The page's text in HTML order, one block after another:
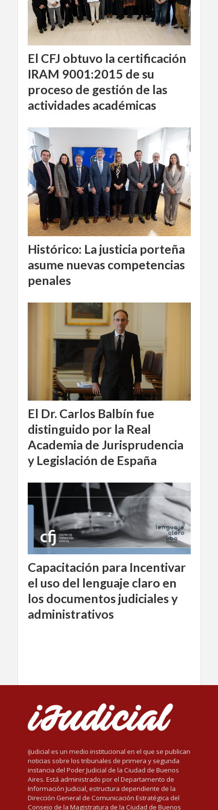
El CFJ obtuvo la certificación
IRAM 9001:2015 de su
proceso de gestión de las
actividades académicas
Histórico: La justicia porteña
asume nuevas competencias
penales
El Dr. Carlos Balbín fue
distinguido por la Real
Academia de Jurisprudencia
y Legislación de España
Capacitación para Incentivar
el uso del lenguaje claro en
los documentos judiciales y
administrativos
iJudicial es un medio institucional en el que se publican
noticias sobre los tribunales de primera y segunda
instancia del Poder Judicial de la Ciudad de Buenos
Aires. Está administrado por el Departamento de
Información Judicial, estructura dependiente de la
Dirección General de Comunicación Estratégica del
Consejo de la Magistratura de la Ciudad de Buenos